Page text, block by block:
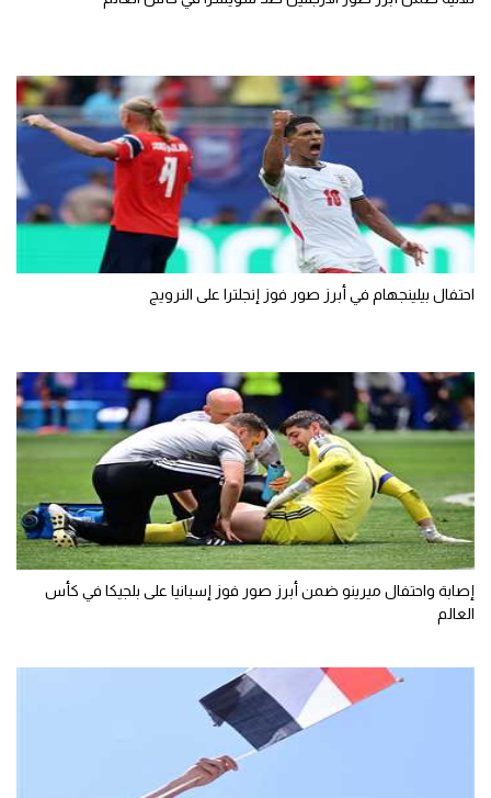
احتفال بيلينجهام في أبرز صور فوز إنجلترا على النرويج
إصابة واحتفال ميرينو ضمن أبرز صور فوز إسبانيا على بلجيكا في كأس
العالم